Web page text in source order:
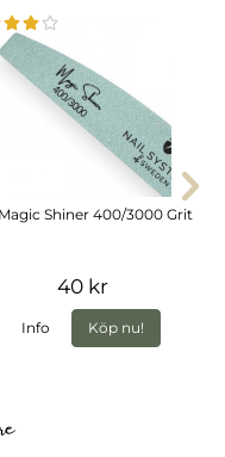
Shiner 400/3000 Grit
40 kr
Info Köp nu!